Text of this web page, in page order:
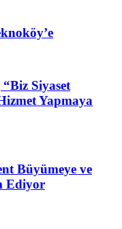
Siyaset
Yapmaya
Büyümeye ve
Ediyor